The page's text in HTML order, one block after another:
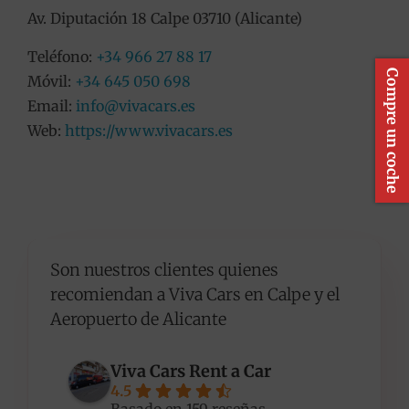
Av. Diputación 18 Calpe 03710 (Alicante)
Teléfono: +34 966 27 88 17
Móvil: +34 645 050 698
Email: info@vivacars.es
Web: https://www.vivacars.es
Son nuestros clientes quienes
recomiendan a Viva Cars en Calpe y el
Aeropuerto de Alicante
Viva Cars Rent a Car
4.5
Compre un coche